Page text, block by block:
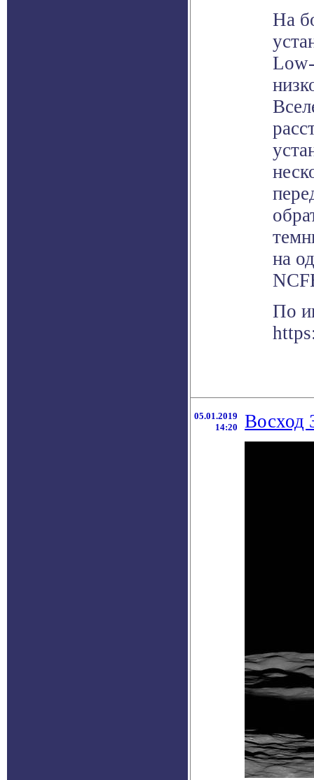
На
на
По
05.01.2019
14:20
Восход